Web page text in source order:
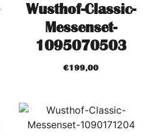
Wusthof-Classic-
Messenset-
1095070503
€199,00